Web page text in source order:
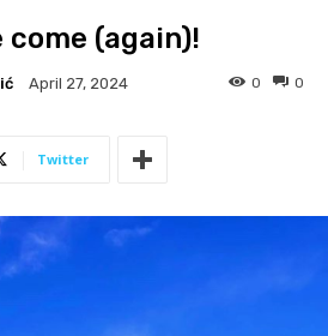
come (again)!
April 27, 2024 0
0
Twitter